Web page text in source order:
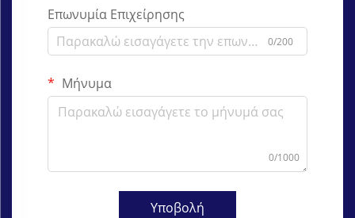
Επωνυμία Επιχείρησης
0/200
Μήνυμα
0/1000
Υποβολή